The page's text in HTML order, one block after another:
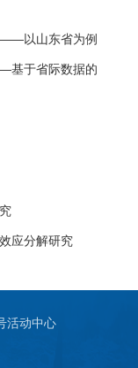
——以山东省为例
基于省际数据的
应分解研究
活动中心